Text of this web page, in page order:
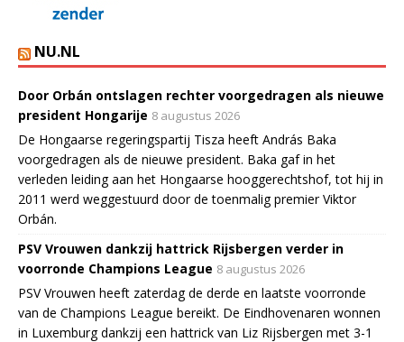
NU.NL
Door Orbán ontslagen rechter voorgedragen als nieuwe
president Hongarije 8 augustus 2026
De Hongaarse regeringspartij Tisza heeft András Baka
voorgedragen als de nieuwe president. Baka gaf in het
verleden leiding aan het Hongaarse hooggerechtshof, tot hij in
2011 werd weggestuurd door de toenmalig premier Viktor
Orbán.
PSV Vrouwen dankzij hattrick Rijsbergen verder in
voorronde Champions League 8 augustus 2026
PSV Vrouwen heeft zaterdag de derde en laatste voorronde
van de Champions League bereikt. De Eindhovenaren wonnen
in Luxemburg dankzij een hattrick van Liz Rijsbergen met 3-1